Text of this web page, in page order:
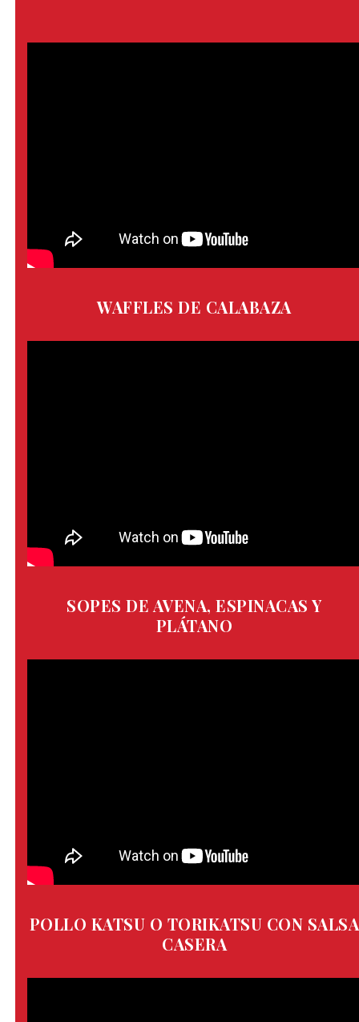
WAFFLES DE CALABAZA
SOPES DE AVENA, ESPINACAS Y
PLÁTANO
POLLO KATSU O TORIKATSU CON SALSA
CASERA